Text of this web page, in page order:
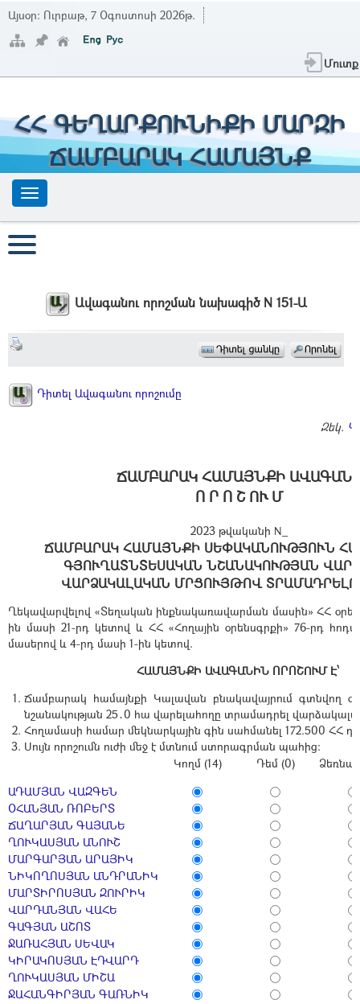
Այսօր: Ուրբաթ, 7 Օգոստոսի 2026թ.
Մուտք
ՀՀ ԳԵՂԱՐՔՈՒՆԻՔԻ ՄԱՐԶԻ
ՃԱՄԲԱՐԱԿ ՀԱՄԱՅՆՔ
Ավագանու որոշման նախագիծ N 151-Ա
Դիտել Ավագանու որոշումը
Զեկ.
ՃԱՄԲԱՐԱԿ ՀԱՄԱՅՆՔԻ
Ո Ր Ո Շ ՈՒ Մ
2023 թվականի N_
ՃԱՄԲԱՐԱԿ ՀԱՄԱՅՆՔԻ ՍԵՓԱԿԱՆՈՒԹՅՈՒՆ
ԳՅՈՒՂԱՏՆՏԵՍԱԿԱՆ ՆՇԱՆԱԿՈՒԹՅԱՆ
ՎԱՐՁԱԿԱԼԱԿԱՆ ՄՐՑՈՒՅԹՈՎ
Ղեկավարվելով «Տեղական ինքնակառավարման մասին» ՀՀ
ին մասի 21-րդ կետով և ՀՀ «Հողային օրենսգրքի» 76-րդ
մասերով և 4-րդ մասի 1-ին կետով.
ՀԱՄԱՅՆՔԻ ԱՎԱԳԱՆԻՆ ՈՐՈՇՈՒՄ Է՝
Ճամբարակ համայնքի Կալավան բնակավայրում գտնվող
նշանակության 25․0 հա վարելահողը տրամադրել
Հողամասի համար մեկնարկային գին սահմանել 172.500 ՀՀ
Սույն որոշումն ուժի մեջ է մտնում ստորագրման պահից։
Կողմ (14)
Դեմ (0)
ԱԴԱՄՅԱՆ ՎԱԶԳԵՆ
ՕՀԱՆՅԱՆ ՌՈԲԵՐՏ
ՃԱՂԱՐՅԱՆ ԳԱՅԱՆԵ
ՂՈՒԿԱՍՅԱՆ ԱՆՈՒՇ
ՄԱՐԳԱՐՅԱՆ ԱՐԱՅԻԿ
ՆԻԿՈՂՈՍՅԱՆ ԱՆԴՐԱՆԻԿ
ՄԱՐՏԻՐՈՍՅԱՆ ԶՈՒՐԻԿ
ՎԱՐԴԱՆՅԱՆ ՎԱՀԵ
ԳԱԳՅԱՆ ԱՇՈՏ
ՋԱՌԱՀՅԱՆ ՍԵՎԱԿ
ԿԻՐԱԿՈՍՅԱՆ ԷԴՎԱՐԴ
ՂՈՒԿԱՍՅԱՆ ՄԻՇԱ
ՋԱՀԱՆԳԻՐՅԱՆ ԳԱՌՆԻԿ